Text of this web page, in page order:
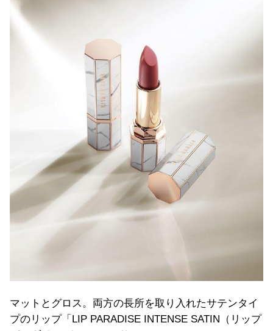
マットとグロス。両方の長所を取り入れたサテンタイ
プのリップ「LIP PARADISE INTENSE SATIN（リップ